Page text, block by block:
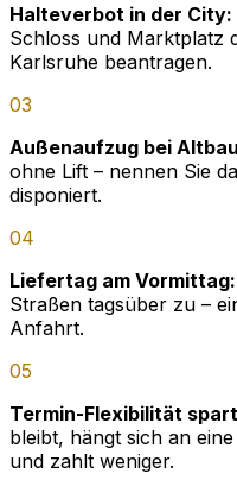
Halteverbot in der City:
Schloss und Marktplatz
Karlsruhe beantragen.
03
Außenaufzug bei
ohne Lift – nennen Sie
disponiert.
04
Liefertag am Vormittag:
Straßen tagsüber zu –
Anfahrt.
05
Termin-Flexibilität
bleibt, hängt sich an
und zahlt weniger.